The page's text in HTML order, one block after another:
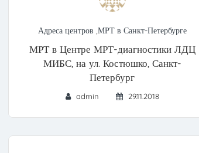
Адреса центров ,МРТ в Санкт-Петербурге
МРТ в Центре МРТ-диагностики ЛДЦ
МИБС, на ул. Костюшко, Санкт-
Петербург
admin 29.11.2018